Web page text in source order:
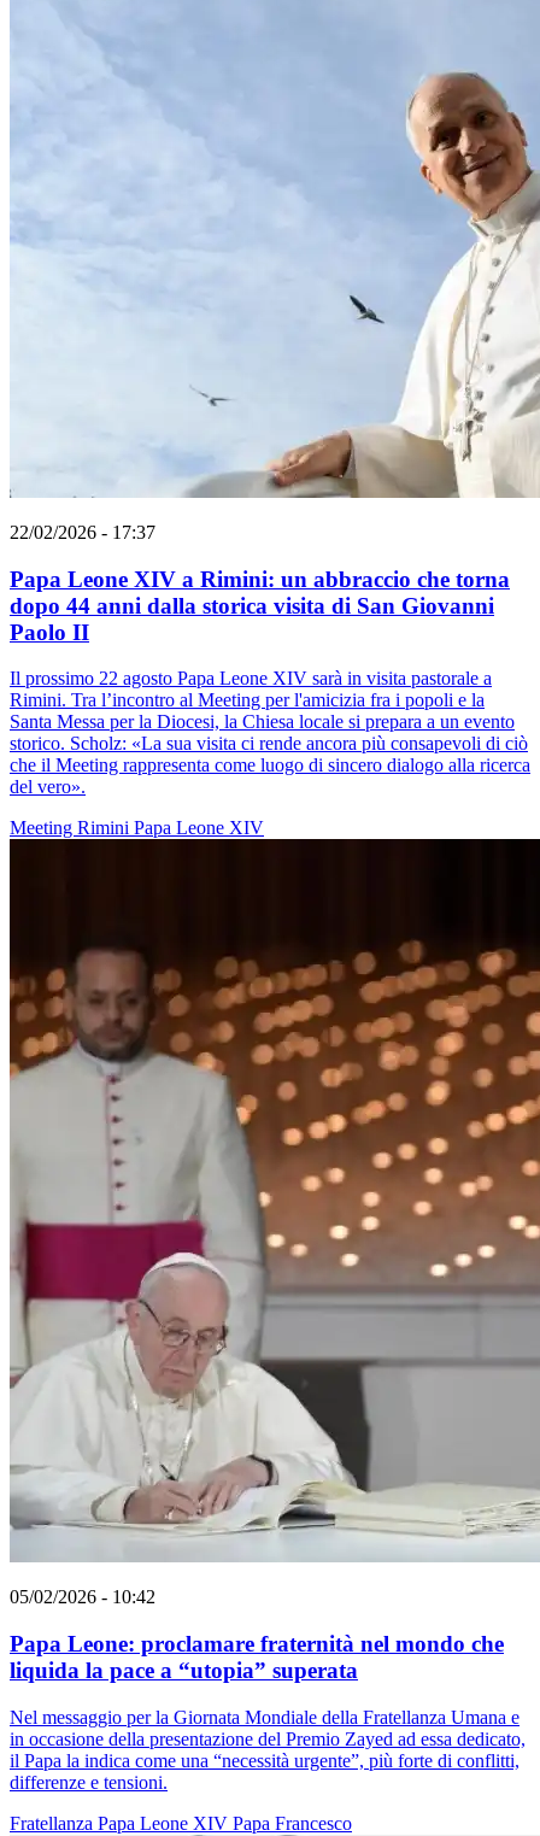
22/02/2026 - 17:37
Papa Leone XIV a Rimini: un abbraccio che torna
dopo 44 anni dalla storica visita di San Giovanni
Paolo II
Il prossimo 22 agosto Papa Leone XIV sarà in visita pastorale a
Rimini. Tra l’incontro al Meeting per l'amicizia fra i popoli e la
Santa Messa per la Diocesi, la Chiesa locale si prepara a un evento
storico. Scholz: «La sua visita ci rende ancora più consapevoli di ciò
che il Meeting rappresenta come luogo di sincero dialogo alla ricerca
del vero».
Meeting Rimini Papa Leone XIV
05/02/2026 - 10:42
Papa Leone: proclamare fraternità nel mondo che
liquida la pace a “utopia” superata
Nel messaggio per la Giornata Mondiale della Fratellanza Umana e
in occasione della presentazione del Premio Zayed ad essa dedicato,
il Papa la indica come una “necessità urgente”, più forte di conflitti,
differenze e tensioni.
Fratellanza Papa Leone XIV Papa Francesco